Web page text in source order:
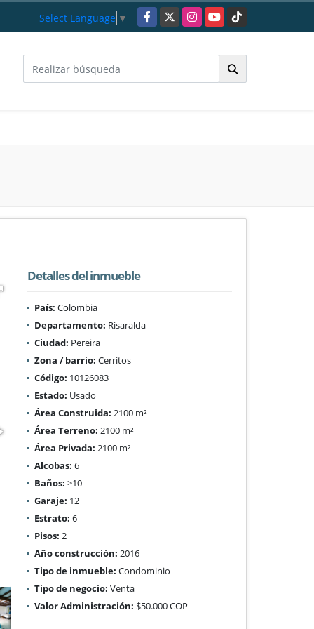
Select Language ▼ Facebook
X InstagramYouTubeTikTok
Detalles del inmueble
País: Colombia
Departamento: Risaralda
Ciudad: Pereira
Zona / barrio: Cerritos
Código: 10126083
Estado: Usado
Área Construida: 2100 m²
Área Terreno: 2100 m²
Área Privada: 2100 m²
Alcobas: 6
Baños: >10
Garaje: 12
Estrato: 6
Pisos: 2
Año construcción: 2016
Tipo de inmueble: Condominio
Tipo de negocio: Venta
Valor Administración: $50.000 COP